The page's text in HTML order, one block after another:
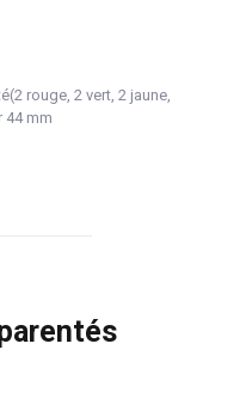
rouge, 2 vert, 2 jaune,
44 mm